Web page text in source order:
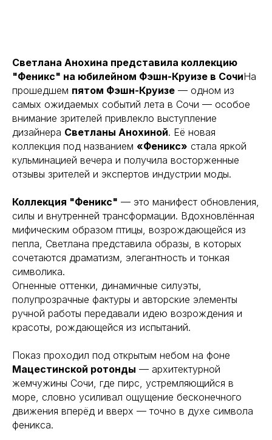
Светлана Анохина представила коллекцию
"Феникс" на юбилейном Фэшн-Круизе в СочиНа
прошедшем пятом Фэшн-Круизе — одном из
самых ожидаемых событий лета в Сочи — особое
внимание зрителей привлекло выступление
дизайнера Светланы Анохиной. Её новая
коллекция под названием «Феникс» стала яркой
кульминацией вечера и получила восторженные
отзывы зрителей и экспертов индустрии моды.
Коллекция "Феникс" — это манифест обновления,
силы и внутренней трансформации. Вдохновлённая
мифическим образом птицы, возрождающейся из
пепла, Светлана представила образы, в которых
сочетаются драматизм, элегантность и тонкая
символика.
Огненные оттенки, динамичные силуэты,
полупрозрачные фактуры и авторские элементы
ручной работы передавали идею возрождения и
красоты, рождающейся из испытаний.
Показ проходил под открытым небом на фоне
Мацестинской ротонды — архитектурной
жемчужины Сочи, где пирс, устремляющийся в
море, словно усиливал ощущение бесконечного
движения вперёд и вверх — точно в духе символа
феникса.